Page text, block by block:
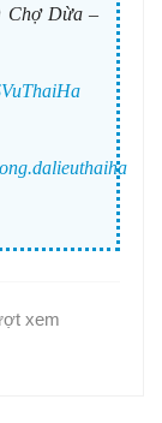
Chợ Dừa –
xem